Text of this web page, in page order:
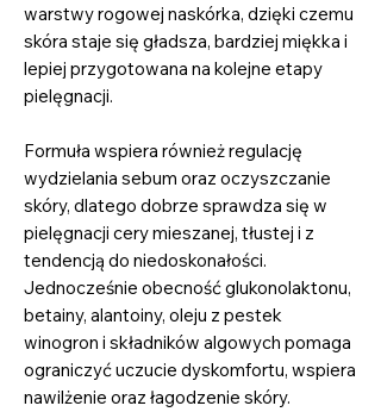
warstwy rogowej naskórka, dzięki czemu
skóra staje się gładsza, bardziej miękka i
lepiej przygotowana na kolejne etapy
pielęgnacji.
Formuła wspiera również regulację
wydzielania sebum oraz oczyszczanie
skóry, dlatego dobrze sprawdza się w
pielęgnacji cery mieszanej, tłustej i z
tendencją do niedoskonałości.
Jednocześnie obecność glukonolaktonu,
betainy, alantoiny, oleju z pestek
winogron i składników algowych pomaga
ograniczyć uczucie dyskomfortu, wspiera
nawilżenie oraz łagodzenie skóry.